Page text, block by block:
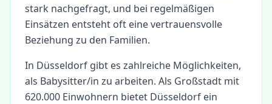
stark nachgefragt, und bei regelmäßigen
Einsätzen entsteht oft eine vertrauensvolle
Beziehung zu den Familien.
In Düsseldorf gibt es zahlreiche Möglichkeiten,
als Babysitter/in zu arbeiten. Als Großstadt mit
620.000 Einwohnern bietet Düsseldorf ein